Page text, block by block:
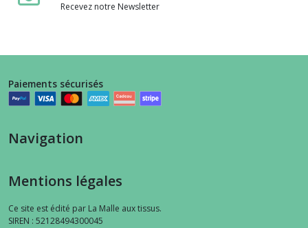
Recevez notre Newsletter
Paiements sécurisés
Navigation
Mentions légales
Ce site est édité par La Malle aux tissus.
SIREN : 52128494300045